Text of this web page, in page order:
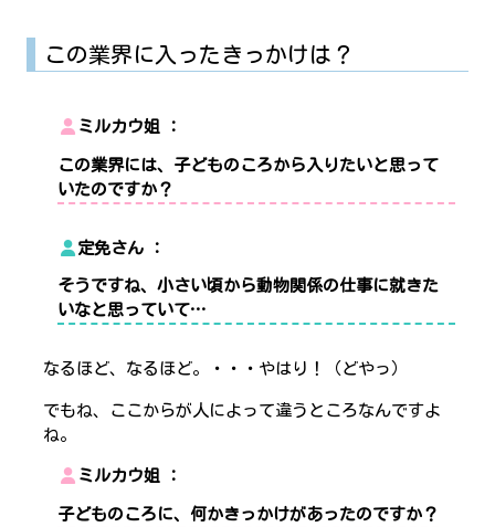
この業界に入ったきっかけは？
ミルカウ姐
この業界には、子どものころから入りたいと思って
いたのですか？
定免さん
そうですね、小さい頃から動物関係の仕事に就きた
いなと思っていて…
なるほど、なるほど。・・・やはり！（どやっ）
でもね、ここからが人によって違うところなんですよ
ね。
ミルカウ姐
子どものころに、何かきっかけがあったのですか？